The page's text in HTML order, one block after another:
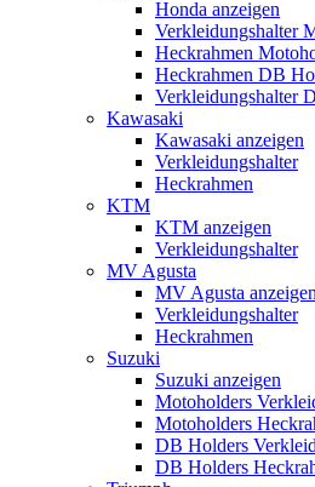
Honda anzeigen
Verkleidungshalter
Heckrahmen
Heckrahmen DB
Verkleidungshalter
Kawasaki
Kawasaki anzeigen
Verkleidungshalter
Heckrahmen
KTM
KTM anzeigen
Verkleidungshalter
MV Agusta
MV Agusta anzeigen
Verkleidungshalter
Heckrahmen
Suzuki
Suzuki anzeigen
Motoholders
Motoholders
DB Holders
DB Holders